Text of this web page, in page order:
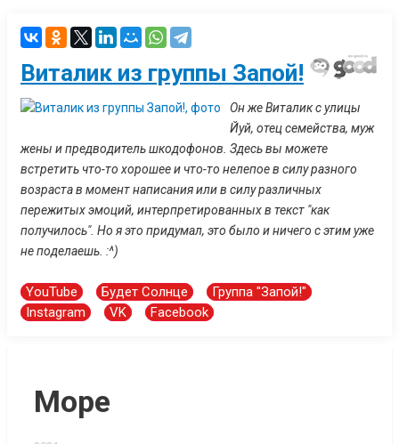
Виталик из группы Запой!
Он же Виталик с улицы
Йуй, отец семейства, муж
жены и предводитель шкодофонов. Здесь вы можете
встретить что-то хорошее и что-то нелепое в силу разного
возраста в момент написания или в силу различных
пережитых эмоций, интерпретированных в текст "как
получилось". Но я это придумал, это было и ничего с этим уже
не поделаешь. :^)
YouTube Будет Солнце
Группа "Запой!"
Instagram
VK Facebook
Море